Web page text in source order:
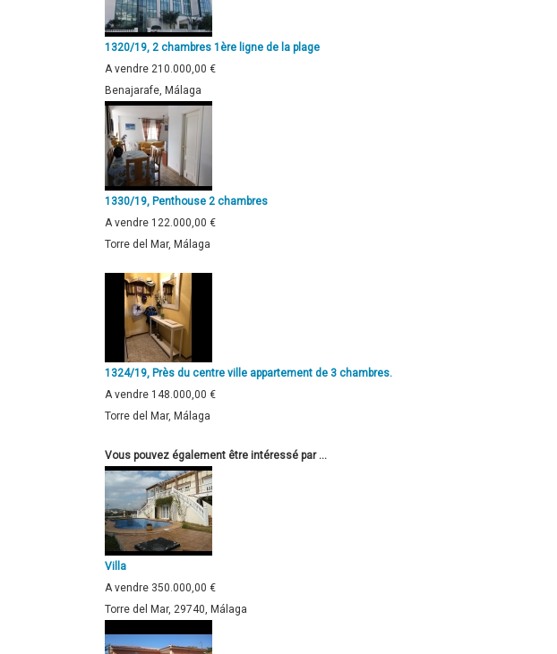
1320/19, 2 chambres 1ère ligne de la plage
A vendre 210.000,00 €
Benajarafe, Málaga
1330/19, Penthouse 2 chambres
A vendre 122.000,00 €
Torre del Mar, Málaga
1324/19, Près du centre ville appartement de 3 chambres.
A vendre 148.000,00 €
Torre del Mar, Málaga
Vous pouvez également être intéressé par ...
Villa
A vendre 350.000,00 €
Torre del Mar, 29740, Málaga